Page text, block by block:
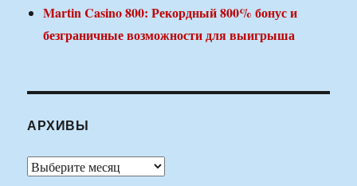
Martin Casino 800: Рекордный 800% бонус и
безграничные возможности для выигрыша
АРХИВЫ
Архивы